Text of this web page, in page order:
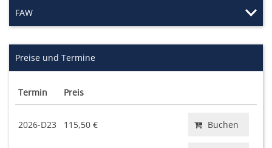
FAW
Preise und Termine
Termin Preis
2026-D23 115,50 € Buchen